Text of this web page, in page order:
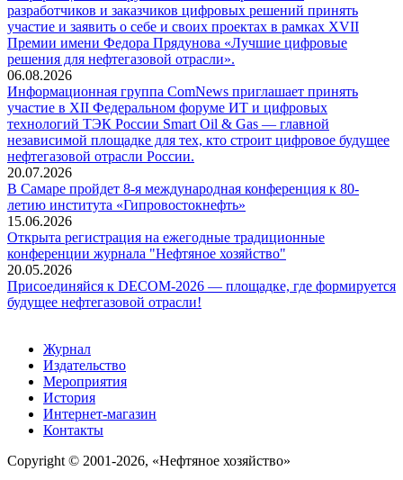
разработчиков и заказчиков цифровых решений принять
участие и заявить о себе и своих проектах в рамках XVII
Премии имени Федора Прядунова «Лучшие цифровые
решения для нефтегазовой отрасли».
06.08.2026
Информационная группа ComNews приглашает принять
участие в XII Федеральном форуме ИТ и цифровых
технологий ТЭК России Smart Oil & Gas — главной
независимой площадке для тех, кто строит цифровое будущее
нефтегазовой отрасли России.
20.07.2026
В Самаре пройдет 8-я международная конференция к 80-
летию института «Гипровостокнефть»
15.06.2026
Открыта регистрация на ежегодные традиционные
конференции журнала "Нефтяное хозяйство"
20.05.2026
Присоединяйся к DECOM-2026 — площадке, где формируется
будущее нефтегазовой отрасли!
Журнал
Издательство
Мероприятия
История
Интернет-магазин
Контакты
Copyright © 2001-2026, «Нефтяное хозяйство»